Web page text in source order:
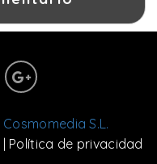
Cosmomedia S.L.
| Política de privacidad